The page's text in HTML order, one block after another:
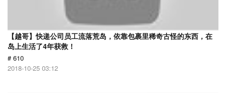
【越哥】快递公司员工流落荒岛，依靠包裹里稀奇古怪的东西，在
岛上生活了4年获救！
# 610
2018-10-25 03:12